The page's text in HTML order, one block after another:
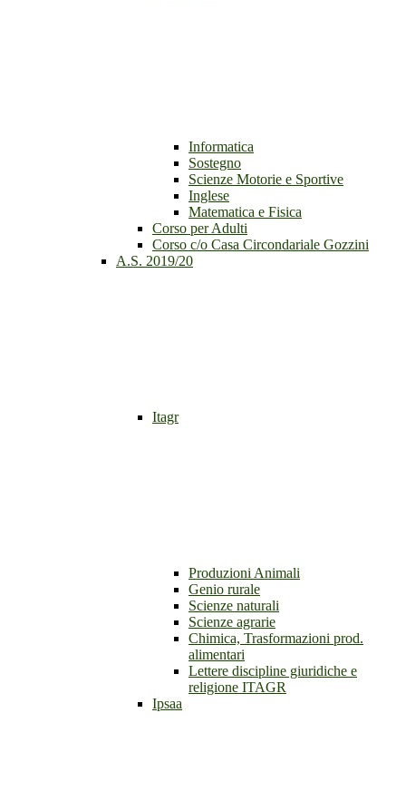
Informatica
Sostegno
Scienze Motorie e Sportive
Inglese
Matematica e Fisica
Corso per Adulti
Corso c/o Casa Circondariale Gozzini
A.S. 2019/20
Itagr
Produzioni Animali
Genio rurale
Scienze naturali
Scienze agrarie
Chimica, Trasformazioni prod.
alimentari
Lettere discipline giuridiche e
religione ITAGR
Ipsaa